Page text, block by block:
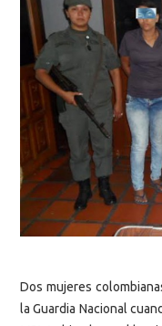
Dos mujeres
la Guardia Nacional